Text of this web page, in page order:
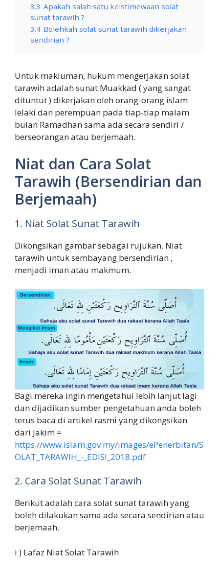
3.3 Apakah salah satu keistimewaan solat
sunat tarawih ?
3.4 Bolehkah solat sunat tarawih dikerjakan
sendirian ?
Untuk makluman, hukum mengerjakan solat
tarawih adalah sunat Muakkad ( yang sangat
dituntut ) dikerjakan oleh orang-orang islam
lelaki dan perempuan pada tiap-tiap malam
bulan Ramadhan sama ada secara sendiri /
berseorangan atau berjemaah.
Niat dan Cara Solat
Tarawih (Bersendirian dan
Berjemaah)
1. Niat Solat Sunat Tarawih
Dikongsikan gambar sebagai rujukan, Niat
tarawih untuk sembayang bersendirian ,
menjadi iman atau makmum.
Bagi mereka ingin mengetahui lebih lanjut lagi
dan dijadikan sumber pengetahuan anda boleh
terus baca di artikel rasmi yang dikongsikan
dari Jakim =
https://www.islam.gov.my/images/ePenerbitan/S
OLAT_TARAWIH_-_EDISI_2018.pdf
2. Cara Solat Sunat Tarawih
Berikut adalah cara solat sunat tarawih yang
boleh dilakukan sama ada secara sendirian atau
berjemaah.
i ) Lafaz Niat Solat Tarawih